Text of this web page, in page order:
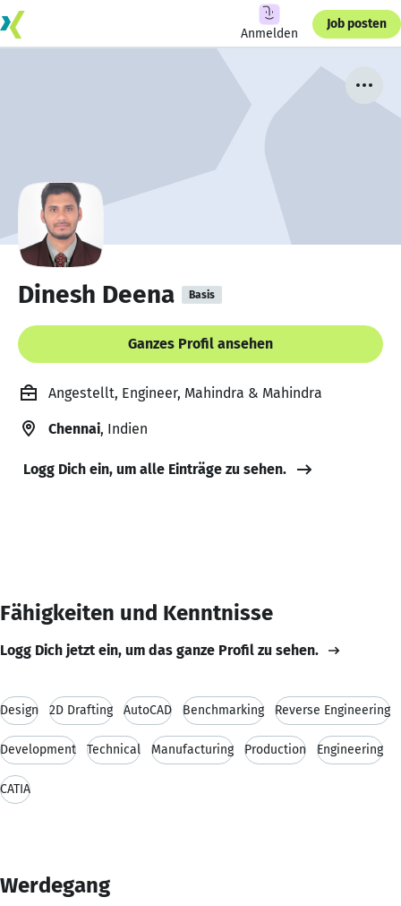
Anmelden
Job posten
Dinesh Deena Basis
Ganzes Profil ansehen
Angestellt, Engineer, Mahindra & Mahindra
Chennai, Indien
Logg Dich ein, um alle Einträge zu sehen.
Fähigkeiten und Kenntnisse
Logg Dich jetzt ein, um das ganze Profil zu sehen.
Design 2D Drafting AutoCAD Benchmarking Reverse Engineering
Development Technical Manufacturing Production Engineering
CATIA
Werdegang